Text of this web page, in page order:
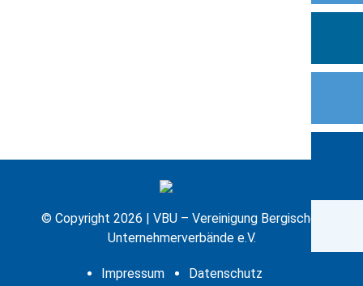
© Copyright 2026 | VBU – Vereinigung Bergischer
Unternehmerverbände e.V.
Impressum Datenschutz